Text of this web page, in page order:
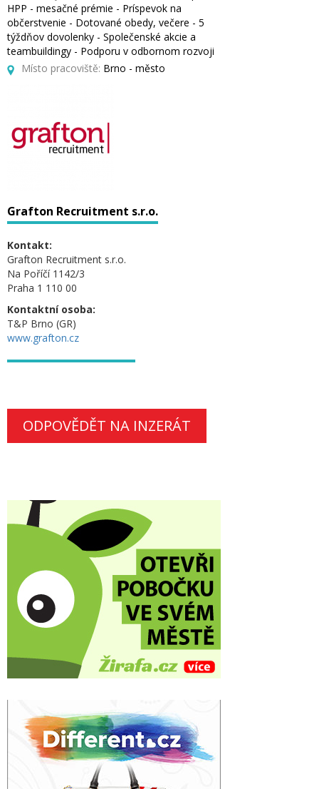
HPP - mesačné prémie - Príspevok na
občerstvenie - Dotované obedy, večere - 5
týždňov dovolenky - Společenské akcie a
teambuildingy - Podporu v odbornom rozvoji
Místo pracoviště: Brno - město
Grafton Recruitment s.r.o.
Kontakt:
Grafton Recruitment s.r.o.
Na Poříčí 1142/3
Praha 1 110 00
Kontaktní osoba:
T&P Brno (GR)
www.grafton.cz
ODPOVĚDĚT NA INZERÁT